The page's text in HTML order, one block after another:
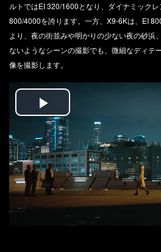
ルトではEI 320/1600となり、ダイナミック
800/4000を誇ります。一方、X9-6Kは、EI
より、夜の街並みや明かりの少ない夜の砂浜
ないようなシーンの撮影でも、微細なディテ
像を撮影します。
Play
Video